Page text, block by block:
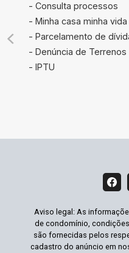
- Consulta processos
- Minha casa minha vida
- Parcelamento de
- Denúncia de Terrenos
- IPTU
Aviso legal: As
de condomínio,
são fornecidas pelos
cadastro do anúncio em